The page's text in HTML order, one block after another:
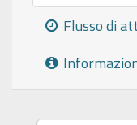
Flusso di